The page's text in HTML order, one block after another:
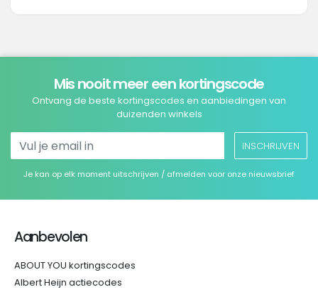
Mis nooit meer een kortingscode
Ontvang de beste kortingscodes en aanbiedingen van
duizenden winkels
INSCHRIJVEN
Je kan op elk moment uitschrijven / afmelden voor onze nieuwsbrief
Aanbevolen
ABOUT YOU kortingscodes
Albert Heijn actiecodes